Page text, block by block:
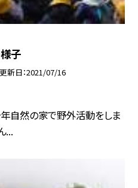
子
更新日 2021/07/16
自然の家で野外活動をしま
...